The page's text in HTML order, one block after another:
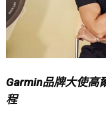
Garmin品牌大使高
程